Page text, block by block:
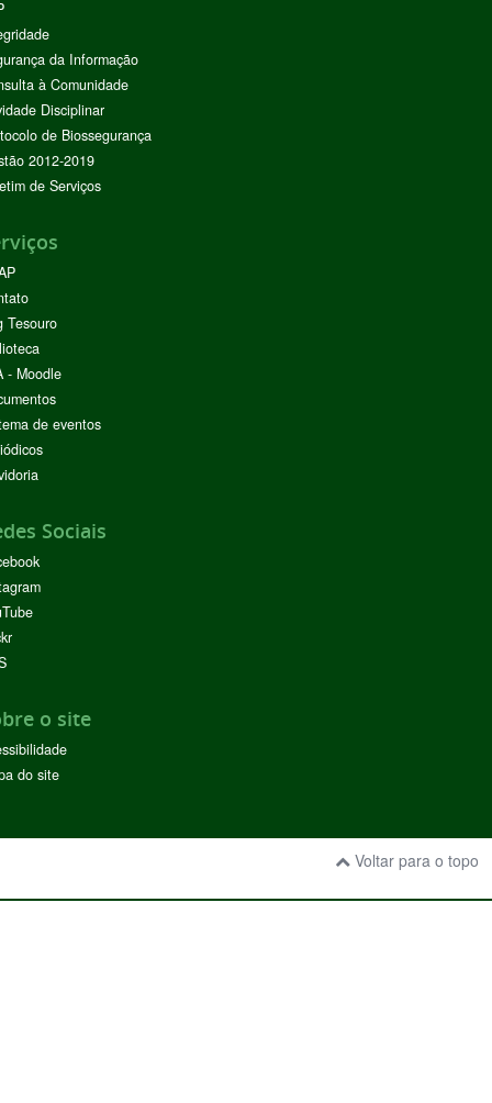
da Informação
à Comunidade
Disciplinar
de Biossegurança
2012-2019
de Serviços
Tesouro
- Moodle
de eventos
Sociais
o site
do site
Voltar para o topo